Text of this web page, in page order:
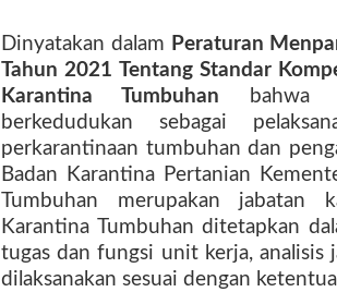
Dinyatakan dalam Peraturan
Tahun 2021 Tentang Standar
Karantina Tumbuhan bahwa
berkedudukan sebagai
perkarantinaan tumbuhan dan
Badan Karantina Pertanian
Tumbuhan merupakan jabatan
Karantina Tumbuhan ditetapkan
tugas dan fungsi unit kerja, analisis
dilaksanakan sesuai dengan